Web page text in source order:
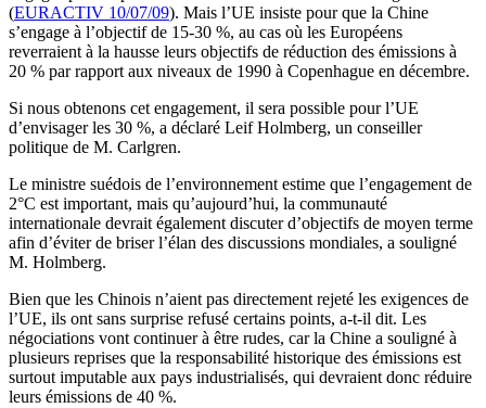
(EURACTIV 10/07/09). Mais l’UE insiste pour que la Chine
s’engage à l’objectif de 15-30 %, au cas où les Européens
reverraient à la hausse leurs objectifs de réduction des émissions à
20 % par rapport aux niveaux de 1990 à Copenhague en décembre.
Si nous obtenons cet engagement, il sera possible pour l’UE
d’envisager les 30 %, a déclaré Leif Holmberg, un conseiller
politique de M. Carlgren.
Le ministre suédois de l’environnement estime que l’engagement de
2°C est important, mais qu’aujourd’hui, la communauté
internationale devrait également discuter d’objectifs de moyen terme
afin d’éviter de briser l’élan des discussions mondiales, a souligné
M. Holmberg.
Bien que les Chinois n’aient pas directement rejeté les exigences de
l’UE, ils ont sans surprise refusé certains points, a-t-il dit. Les
négociations vont continuer à être rudes, car la Chine a souligné à
plusieurs reprises que la responsabilité historique des émissions est
surtout imputable aux pays industrialisés, qui devraient donc réduire
leurs émissions de 40 %.